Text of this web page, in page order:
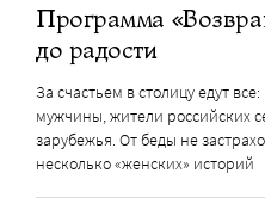
Программа
до радости
За счастьем в столицу едут
мужчины, жители российских
зарубежья. От беды не
несколько «женских» историй